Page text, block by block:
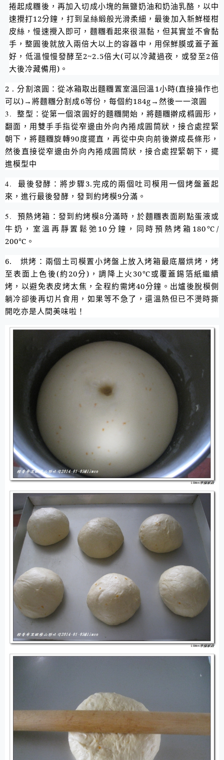
捲起成糰後，再加入切成小塊的無鹽奶油和奶油乳酪， 以中
速攪打12分鐘，打到呈絲緞般光滑柔細，最後加入 新鮮椪柑
皮絲，慢速攪入即可， 麵糰看起來很濕黏，但其實並不會黏
手，整圓後就放入兩倍大以上的容器中，用保鮮膜或蓋子蓋
好，低溫慢慢發酵至2~2.5倍大(可以冷藏過夜，或發至2倍
大後冷藏備用) 。
2 .分割滾圓：從冰箱取出麵糰置室溫回溫 1小時(直接操作也
可以) →將麵糰分割成6等份，每個約184g →然後一一滾圓
3.
整型：從第一個滾圓好的麵糰開始，將麵糰擀成橢圓形，
翻面，用雙手手指從窄邊由外向內捲成圓筒狀，接合處捏緊
朝下，將麵糰旋轉90度擺直，再從中央向前後擀成長條形，
然後直接從窄邊由外向內捲成圓筒狀，接合處捏緊朝下，擺
進模型中
4.
最後發酵：將步驟3.完成的兩個吐司模用一個烤盤蓋起
來，進行最後發酵，發到約烤模9分滿。
5.
預熱烤箱：發到約烤模8分滿時，於麵糰表面刷點蛋液或
牛奶，室溫再靜置鬆弛 10 分鐘，同時預熱烤箱 180℃ /
200℃。
6. 烘烤：兩個土司模置小烤盤上放入烤箱最底層烘烤，烤
至表面上色後(約20分)，調降上火30℃或覆蓋錫箔紙繼續
烤，以避免表皮烤太焦，全程約需烤40分鐘。出爐後脫模側
躺冷卻後再切片食用，如果等不急了，還溫熱但已不燙時撕
開吃亦是人間美味啦！